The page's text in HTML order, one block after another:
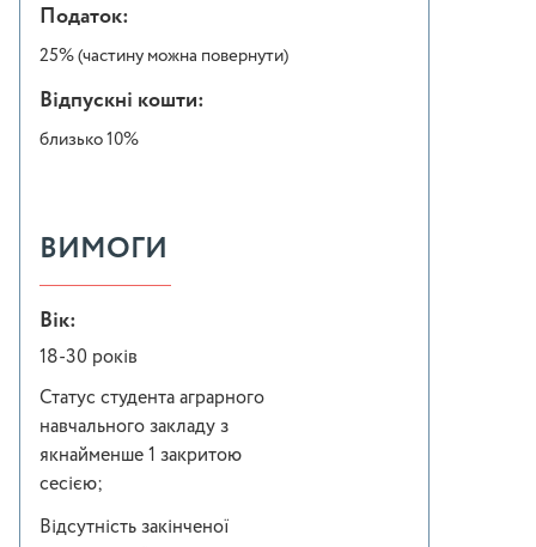
Податок:
25% (частину можна повернути)
Відпускні кошти:
близько 10%
ВИМОГИ
Вік:
18-30 років
Статус студента аграрного
навчального закладу з
якнайменше 1 закритою
сесією;
Відсутність закінченої